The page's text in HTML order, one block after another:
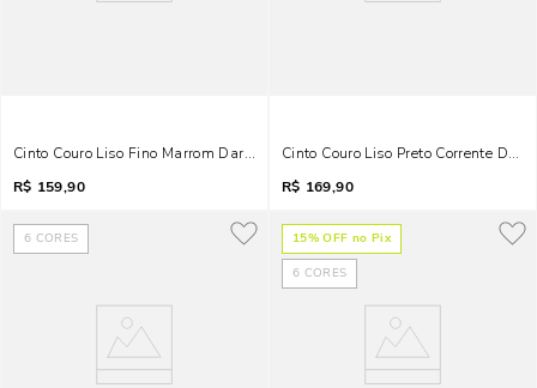
Cinto Couro Liso Fino Marrom Dark Metais
R$ 159,90
Cinto Couro Liso Preto Corrente
R$ 169,90
6 CORES 15% OFF no Pix
6 CORES